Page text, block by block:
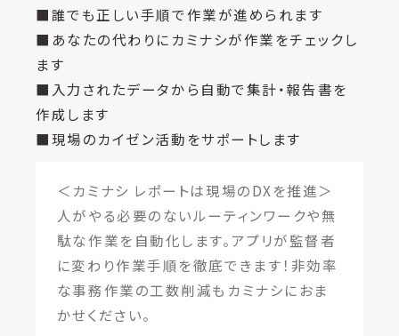
■誰でも正しい手順で作業が進められます
■あなたの代わりにカミナシが作業をチェックし
ます
■入力されたデータから自動で集計・報告書を
作成します
■現場のカイゼン活動をサポートします
＜カミナシ レポートは現場のDXを推進＞
人がやる必要のないルーティンワークや無
駄な作業を自動化します。アプリが監督者
に変わり作業手順を徹底できます！非効率
な事務作業の工数削減もカミナシにおま
かせください。